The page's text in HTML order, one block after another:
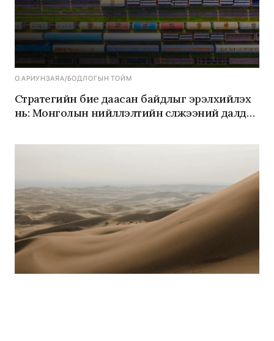
О.АРИУНЗАЯА/БОДЛОГЫН ТОЙМ
Стратегийн бие даасан байдлыг эрэлхийлэх
нь: Монголын нийлүүлэлтийн сүлжээний далд